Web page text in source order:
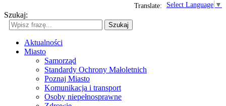
Select Language ▼
Translate:
Szukaj:
Szukaj
Aktualności
Miasto
Samorząd
Standardy Ochrony Małoletnich
Poznaj Miasto
Komunikacja i transport
Osoby niepełnosprawne